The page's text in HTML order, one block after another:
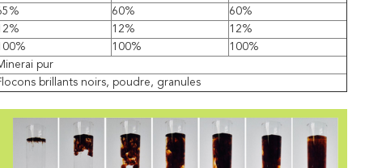
60%
60%
12%
12%
100%
100%
pur
brillants noirs, poudre, granules